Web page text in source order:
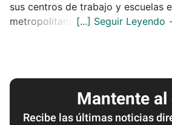
sus centros de trabajo y escuelas
metropolitana.
Mantente al
Recibe las últimas noticias